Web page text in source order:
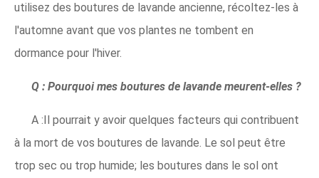
utilisez des boutures de lavande ancienne, récoltez-les à
l'automne avant que vos plantes ne tombent en
dormance pour l'hiver.
Q : Pourquoi mes boutures de lavande meurent-elles ?
A :Il pourrait y avoir quelques facteurs qui contribuent
à la mort de vos boutures de lavande. Le sol peut être
trop sec ou trop humide; les boutures dans le sol ont